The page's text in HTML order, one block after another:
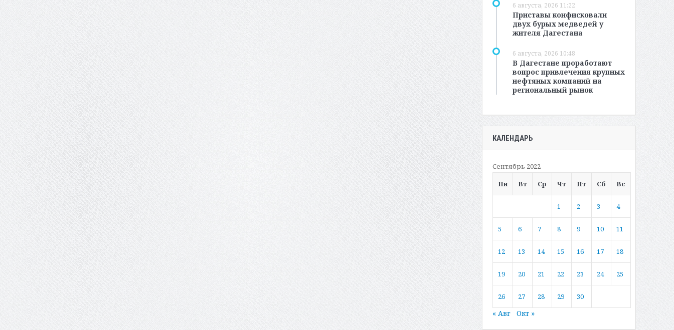
6 августа, 2026 11:22
Приставы конфисковали
двух бурых медведей у
жителя Дагестана
6 августа, 2026 10:48
В Дагестане проработают
вопрос привлечения крупных
нефтяных компаний на
региональный рынок
КАЛЕНДАРЬ
Сентябрь 2022
Пн
Вт Ср Чт Пт Сб Вс
1 2 3 4
5 6 7 8 9 10 11
12 13 14 15 16 17 18
19 20 21 22 23 24 25
26 27 28 29 30
« Авг Окт »